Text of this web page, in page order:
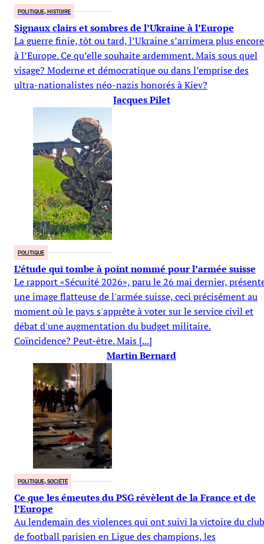
POLITIQUE, HISTOIRE
Signaux clairs et sombres de l’Ukraine à l’Europe
La guerre finie, tôt ou tard, l’Ukraine s’arrimera plus encore
à l’Europe. Ce qu’elle souhaite ardemment. Mais sous quel
visage? Moderne et démocratique ou dans l’emprise des
ultra-nationalistes néo-nazis honorés à Kiev?
Jacques Pilet
POLITIQUE
L’étude qui tombe à point nommé pour l’armée suisse
Le rapport «Sécurité 2026», paru le 26 mai dernier,
une image flatteuse de l'armée suisse, ceci précisément au
moment où le pays s'apprête à voter sur le service civil et
débat d'une augmentation du budget militaire.
Coïncidence? Peut-être. Mais [...]
Martin Bernard
POLITIQUE, SOCIÉTÉ
Ce que les émeutes du PSG révèlent de la France et de
l’Europe
Au lendemain des violences qui ont suivi la victoire du club
de football parisien en Ligue des champions, les